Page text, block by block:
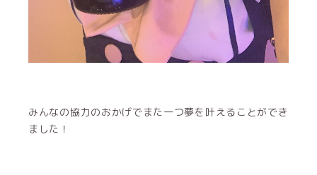
みんなの協力のおかげでまた一つ夢を叶えることができ
ました！